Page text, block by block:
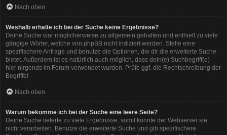
Nach oben
Weshalb erhalte ich bei der Suche keine Ergebnisse?
Deine Suche war möglicherweise zu allgemein gehalten und enthielt zu viele
gängige Wörter, welche von phpBB nicht indiziert werden. Stelle eine
spezifischere Anfrage und benutze die Optionen, die dir die erweiterte Suche
bietet. Außerdem ist es natürlich auch möglich, dass dein(e) Suchbegriff(e)
hier nirgends im Forum verwendet wurden. Prüfe ggf. die Rechtschreibung der
Begriffe!
Nach oben
Warum bekomme ich bei der Suche eine leere Seite?
Deine Suche lieferte zu viele Ergebnisse, somit konnte der Webserver sie
nicht verarbeiten. Benutze die erweiterte Suche und gib spezifischere